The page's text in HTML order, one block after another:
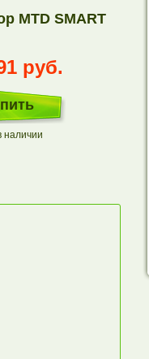
MTD SMART
руб.
наличии